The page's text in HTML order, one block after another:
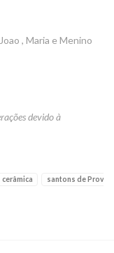
, Maria e Menino
devido à
cerâmica santons de